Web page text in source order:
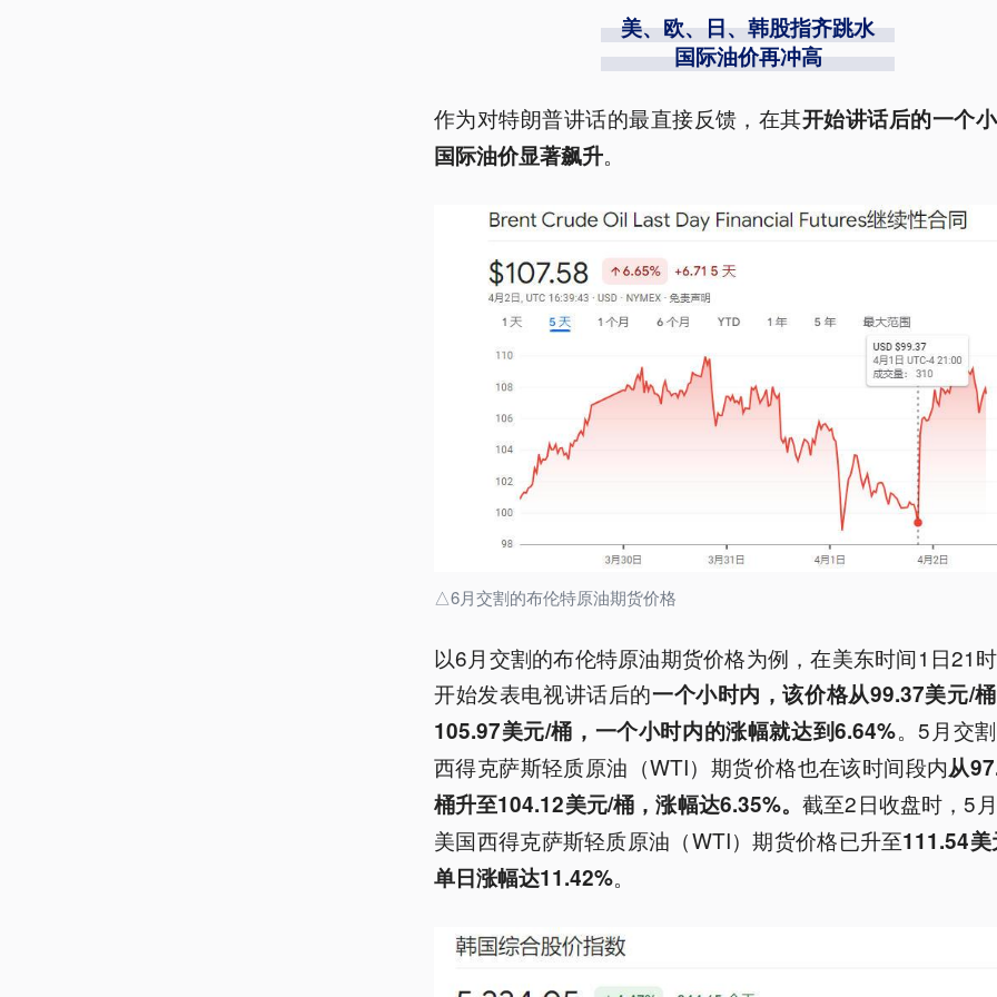
美、欧、日、韩股指齐跳水
国际油价再冲高
作为对特朗普讲话的最直接反馈，在其开始讲话后的一个
国际油价显著飙升。
△6月交割的布伦特原油期货价格
以6月交割的布伦特原油期货价格为例，在美东时间1日21
开始发表电视讲话后的一个小时内，该价格从99.37美元/
105.97美元/桶，一个小时内的涨幅就达到6.64%。5月交
西得克萨斯轻质原油（WTI）期货价格也在该时间段内从
桶升至104.12美元/桶，涨幅达6.35%。截至2日收盘时，5
美国西得克萨斯轻质原油（WTI）期货价格已升至111.54
单日涨幅达11.42%。